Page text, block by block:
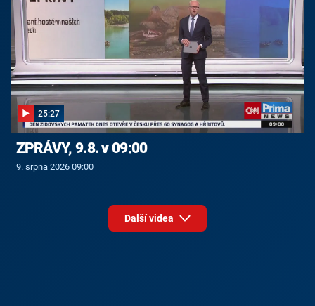
25:27
ZPRÁVY, 9.8. v 09:00
9. srpna 2026 09:00
Další videa